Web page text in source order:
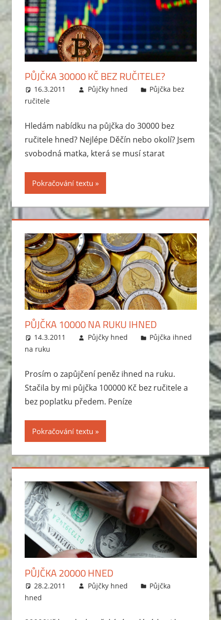
PŮJČKA 30000 KČ BEZ RUČITELE?
16.3.2011 Půjčky hned
Půjčka bez
ručitele
Hledám nabídku na půjčka do 30000 bez
ručitele hned? Nejlépe Děčín nebo okolí? Jsem
svobodná matka, která se musí starat
Pokračování textu
PŮJČKA 10000 NA RUKU IHNED
14.3.2011 Půjčky hned
Půjčka ihned
na ruku
Prosím o zapůjčení peněz ihned na ruku.
Stačila by mi půjčka 100000 Kč bez ručitele a
bez poplatku předem. Peníze
Pokračování textu
PŮJČKA 20000 HNED
28.2.2011 Půjčky hned
Půjčka
hned